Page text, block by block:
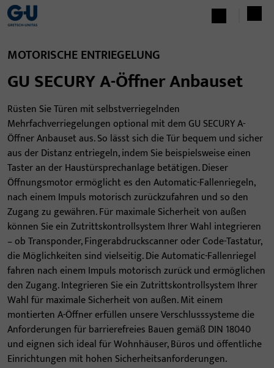
MOTORISCHE ENTRIEGELUNG
GU SECURY A-Öffner Anbauset
Rüsten Sie Türen mit selbstverriegelnden
Mehrfachverriegelungen optional mit dem GU SECURY A-
Öffner Anbauset aus. So lässt sich die Tür bequem und sicher
aus der Distanz entriegeln, indem Sie beispielsweise einen
Taster an der Haustürsprechanlage betätigen. Dieser
Öffnungsmotor ermöglicht es den Automatic-Fallenriegeln,
nach einem Impuls motorisch zurückzufahren und so den
Zugang zu gewähren. Für maximale Sicherheit von außen
können Sie ein Zutrittskontrollsystem Ihrer Wahl integrieren
– ob Transponder, Fingerabdruckscanner oder Code-Tastatur,
die Möglichkeiten sind vielseitig. Die Automatic-Fallenriegel
fahren nach einem Impuls motorisch zurück und ermöglichen
den Zugang. Integrieren Sie ein Zutrittskontrollsystem Ihrer
Wahl für maximale Sicherheit von außen. Mit einem
montierten A-Öffner erfüllen unsere Verschlusssysteme die
Anforderungen für barrierefreies Bauen gemäß DIN 18040
und eignen sich ideal für Wohnhäuser, Büros und öffentliche
Einrichtungen mit hohen Sicherheitsanforderungen.